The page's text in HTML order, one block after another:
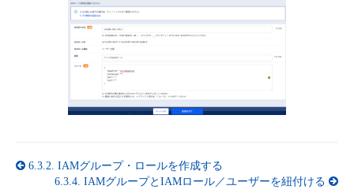
6.3.2. IAMグループ・ロールを作成する
6.3.4. IAMグループとIAMロール／ユーザーを紐付ける